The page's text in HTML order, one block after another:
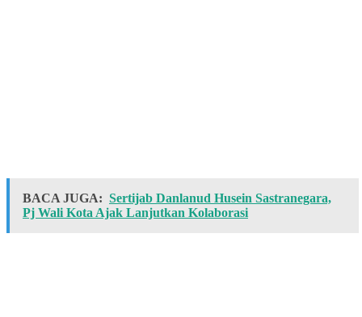
BACA JUGA: Sertijab Danlanud Husein Sastranegara,
Pj Wali Kota Ajak Lanjutkan Kolaborasi